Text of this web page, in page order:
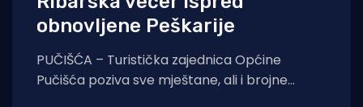
obnovljene Peškarije
PUČIŠĆA – Turistička zajednica Općine
Pučišća poziva sve mještane, ali i brojne